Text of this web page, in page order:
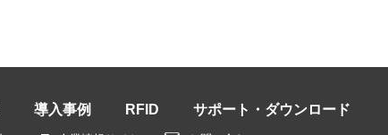
導入事例 RFID サポート・ダウンロード